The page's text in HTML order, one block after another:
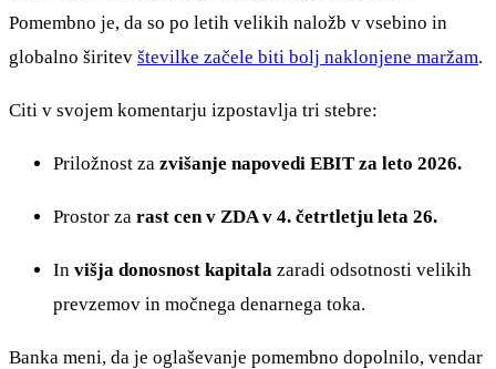
Pomembno je, da so po letih velikih naložb v vsebino in
globalno širitev številke začele biti bolj naklonjene maržam.
Citi v svojem komentarju izpostavlja tri stebre:
Priložnost za zvišanje napovedi EBIT za leto 2026.
Prostor za rast cen v ZDA v 4. četrtletju leta 26.
In višja donosnost kapitala zaradi odsotnosti velikih
prevzemov in močnega denarnega toka.
Banka meni, da je oglaševanje pomembno dopolnilo, vendar